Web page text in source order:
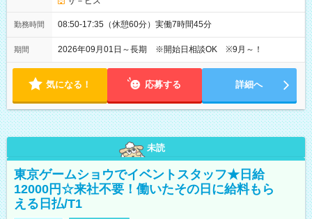
勤務時間 08:50-17:35（休憩60分）実働7時間45分
期間 2026年09月01日～長期 ※開始日相談OK ※9月～！
気になる！ 応募する 詳細へ
未読
東京ゲームショウでイベントスタッフ★日給
12000円☆来社不要！働いたその日に給料もら
える日払/T1